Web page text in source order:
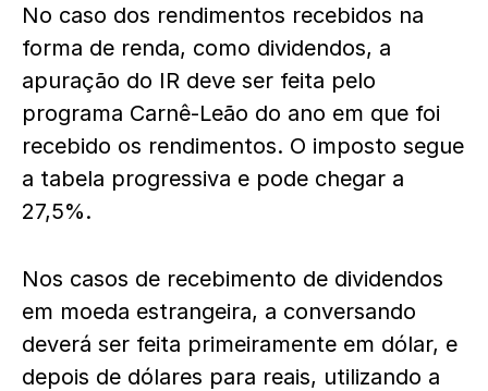
No caso dos rendimentos recebidos na
forma de renda, como dividendos, a
apuração do IR deve ser feita pelo
programa Carnê-Leão do ano em que foi
recebido os rendimentos. O imposto segue
a tabela progressiva e pode chegar a
27,5%.
Nos casos de recebimento de dividendos
em moeda estrangeira, a conversando
deverá ser feita primeiramente em dólar, e
depois de dólares para reais, utilizando a